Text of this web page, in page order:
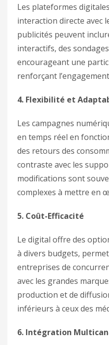
Les plateformes
interaction directe avec
publicités peuvent
interactifs, des
encourageant une
renforçant
4. Flexibilité et
Les campagnes
en temps réel en
des retours des
contraste avec les
modifications sont
complexes à mettre en
5. Coût-Efficacité
Le digital offre des
à divers budgets,
entreprises de
avec les grandes
production et de
inférieurs à ceux des
6. Intégration